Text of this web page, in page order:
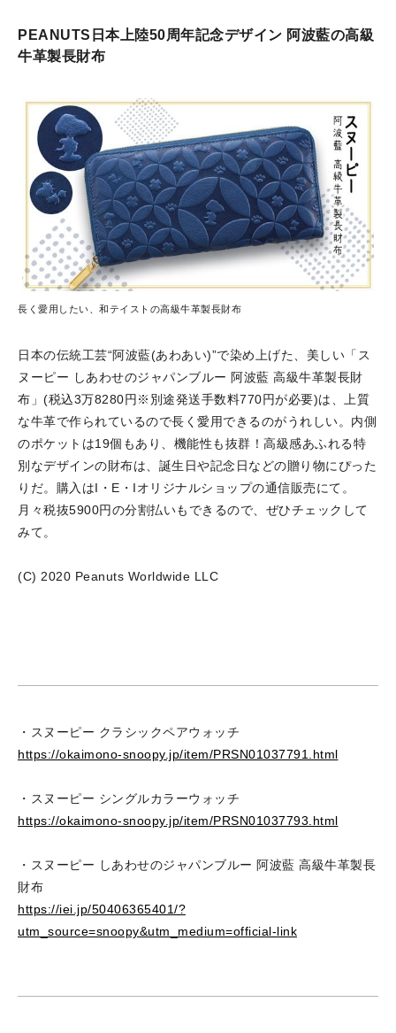
PEANUTS日本上陸50周年記念デザイン 阿波藍の高級
牛革製長財布
長く愛用したい、和テイストの高級牛革製長財布
日本の伝統工芸“阿波藍(あわあい)”で染め上げた、美しい「ス
ヌーピー しあわせのジャパンブルー 阿波藍 高級牛革製長財
布」(税込3万8280円※別途発送手数料770円が必要)は、上質
な牛革で作られているので長く愛用できるのがうれしい。内側
のポケットは19個もあり、機能性も抜群！高級感あふれる特
別なデザインの財布は、誕生日や記念日などの贈り物にぴった
りだ。購入はI・E・Iオリジナルショップの通信販売にて。
月々税抜5900円の分割払いもできるので、ぜひチェックして
みて。
(C) 2020 Peanuts Worldwide LLC
・スヌーピー クラシックペアウォッチ
https://okaimono-snoopy.jp/item/PRSN01037791.html
・スヌーピー シングルカラーウォッチ
https://okaimono-snoopy.jp/item/PRSN01037793.html
・スヌーピー しあわせのジャパンブルー 阿波藍 高級牛革製長
財布
https://iei.jp/50406365401/?
utm_source=snoopy&utm_medium=official-link